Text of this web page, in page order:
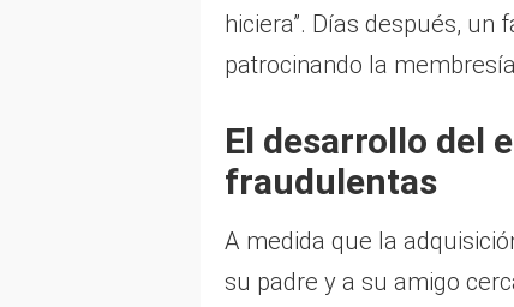
hiciera”. Días después,
patrocinando la
El desarrollo del
fraudulentas
A medida que la
su padre y a su amigo